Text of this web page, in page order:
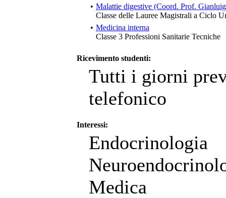
• Malattie digestive (Coord. Prof.
Classe delle Lauree Magistrali a Ciclo
• Medicina interna
Classe 3 Professioni Sanitarie Tecniche
Ricevimento studenti:
Tutti i giorni
telefonico
Interessi:
Medica